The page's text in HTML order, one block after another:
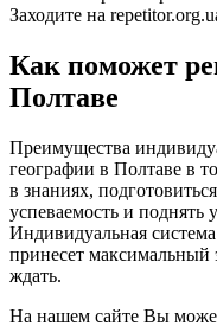
Заходите на
Как поможет
Полтаве
Преимущества
географии в Полтаве в
в знаниях,
успеваемость и поднять
Индивидуальная
принесет максимальный
ждать.
На нашем сайте Вы